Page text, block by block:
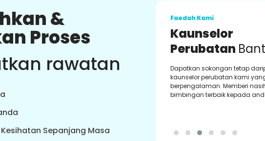
&
Proses
rawatan
Sepanjang Masa
Faedah Kami
Kaunselor
Perubatan
Dapatkan sokongan tetap
kaunselor perubatan kami
berpengalaman. Memberi
bimbingan terbaik kepada